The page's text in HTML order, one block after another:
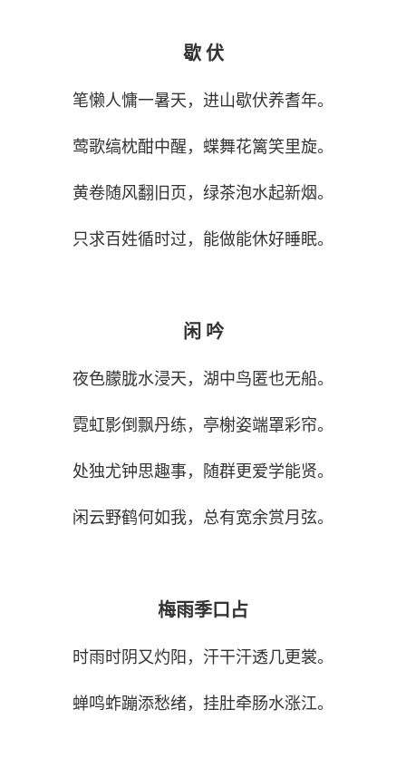
歇 伏
笔懒人慵一暑天，进山歇伏养耆年。
莺歌缟枕酣中醒，蝶舞花篱笑里旋。
黄卷随风翻旧页，绿茶泡水起新烟。
只求百姓循时过，能做能休好睡眠。
闲 吟
夜色朦胧水浸天，湖中鸟匿也无船。
霓虹影倒飘丹练，亭榭姿端罩彩帘。
处独尤钟思趣事，随群更爱学能贤。
闲云野鹤何如我，总有宽余赏月弦。
梅雨季口占
时雨时阴又灼阳，汗干汗透几更裳。
蝉鸣蚱蹦添愁绪，挂肚牵肠水涨江。